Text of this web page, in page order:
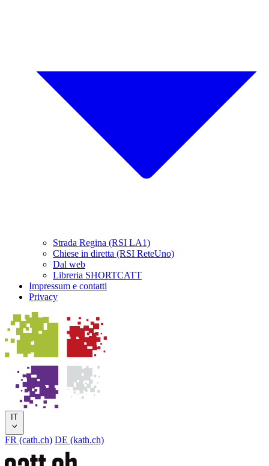
Strada Regina (RSI LA1)
Chiese in diretta (RSI ReteUno)
Dal web
Libreria SHORTCATT
Impressum e contatti
Privacy
IT
FR (cath.ch) DE (kath.ch)